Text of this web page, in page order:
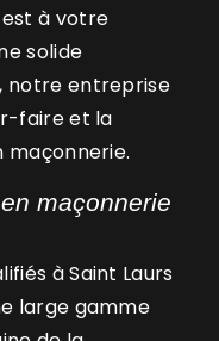
à votre
solide
notre entreprise
faire et la
maçonnerie.
maçonnerie
à Saint Laurs
large gamme